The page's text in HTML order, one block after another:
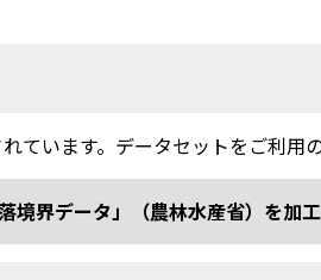
ています。データセットをご利用
境界データ」（農林水産省）を加